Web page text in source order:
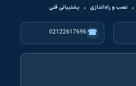
• نصب و راه‌اندازی • پشتیبانی فنی
☎
02122617696